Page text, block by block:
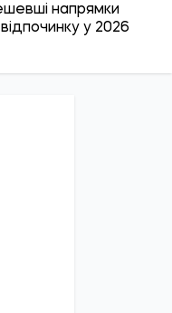
напрямки
у 2026